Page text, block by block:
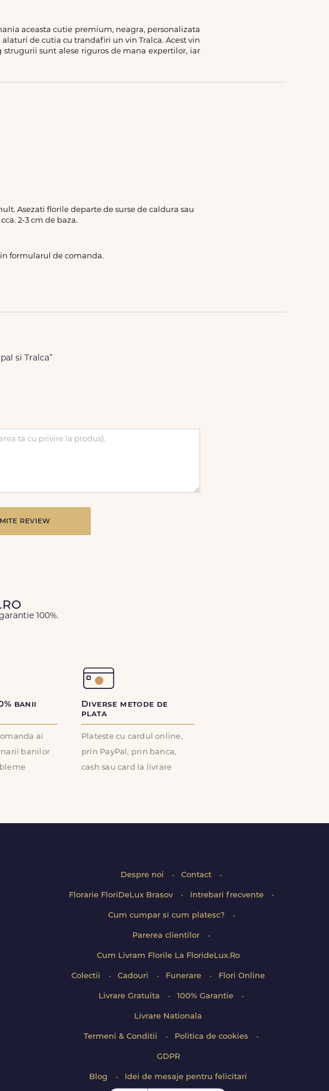
aceasta cutie premium, neagra, personalizata
de cutia cu trandafiri un vin Tralca. Acest vin
sunt alese riguros de mana expertilor, iar
Asezati florile departe de surse de caldura sau
2-3 cm de baza.
formularul de comanda.
si Tralca”
review
100%.
banii
ai
banilor
Diverse metode de
plata
Plateste cu cardul online,
prin PayPal, prin banca,
cash sau card la livrare
Despre noi Contact
Florarie FloriDeLux Brasov Intrebari frecvente
Cum cumpar si cum platesc?
Parerea clientilor
Cum Livram Florile La FlorideLux.Ro
Colectii Cadouri Funerare Flori Online
Livrare Gratuita 100% Garantie
Livrare Nationala
Termeni & Conditii Politica de cookies
GDPR
Blog Idei de mesaje pentru felicitari